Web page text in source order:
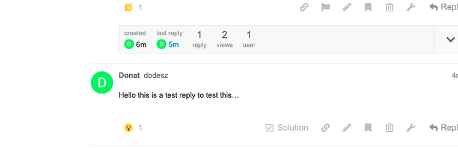
rack (2.2.4) lib/rack/urlmap.rb:58:in `each'
unicorn (6.1.0) lib/unicorn/http_server.rb:634:in `process_client'
unicorn (6.1.0) lib/unicorn/http_server.rb:739:in `worker_loop'
unicorn (6.1.0) lib/unicorn/http_server.rb:547:in `spawn_missing_workers'
unicorn (6.1.0) bin/unicorn:128:in `<top (required)>'
vendor/bundle/ruby/2.7.0/bin/unicorn:25:in `load'